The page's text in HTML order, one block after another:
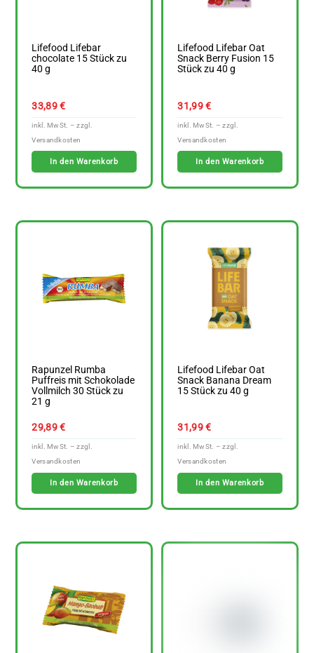
Lifefood Lifebar
chocolate 15 Stück zu
40 g
33,89€
In den Warenkorb
Lifefood Lifebar Oat
Snack Berry Fusion 15
Stück zu 40 g
31,99€
In den Warenkorb
Rapunzel Rumba
Puffreis mit Schokolade
Vollmilch 30 Stück zu
21 g
29,89€
In den Warenkorb
Lifefood Lifebar Oat
Snack Banana Dream
15 Stück zu 40 g
31,99€
In den Warenkorb